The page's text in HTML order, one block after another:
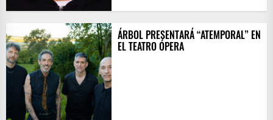
ÁRBOL PRESENTARÁ “ATEMPORAL” EN
EL TEATRO ÓPERA